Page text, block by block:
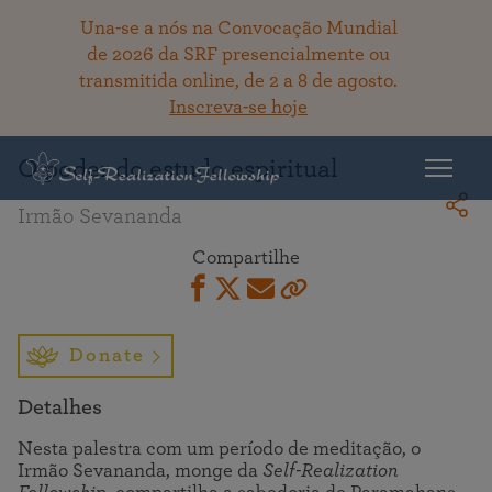
Una-se a nós na Convocação Mundial
de 2026 da SRF presencialmente ou
transmitida online, de 2 a 8 de agosto.
Inscreva-se hoje
Voltar ao acervo
O poder do estudo espiritual
Irmão Sevananda
Compartilhe
Donate
Detalhes
Nesta palestra com um período de meditação, o
Irmão Sevananda, monge da Self-Realization